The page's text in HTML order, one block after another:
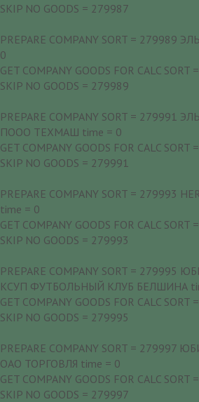
SKIP NO GOODS = 279987
PREPARE COMPANY SORT = 279989
0
GET COMPANY GOODS FOR CALC
SKIP NO GOODS = 279989
PREPARE COMPANY SORT = 279991
ПООО ТЕХМАШ time = 0
GET COMPANY GOODS FOR CALC
SKIP NO GOODS = 279991
PREPARE COMPANY SORT = 279993
time = 0
GET COMPANY GOODS FOR CALC
SKIP NO GOODS = 279993
PREPARE COMPANY SORT =
КСУП ФУТБОЛЬНЫЙ КЛУБ БЕЛШИНА
GET COMPANY GOODS FOR CALC
SKIP NO GOODS = 279995
PREPARE COMPANY SORT =
ОАО ТОРГОВЛЯ time = 0
GET COMPANY GOODS FOR CALC
SKIP NO GOODS = 279997